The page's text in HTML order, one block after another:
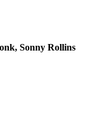
Sonny Rollins